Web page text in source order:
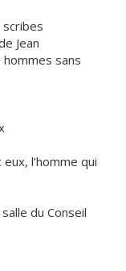
scribes
Jean
sans
l’homme qui
du Conseil